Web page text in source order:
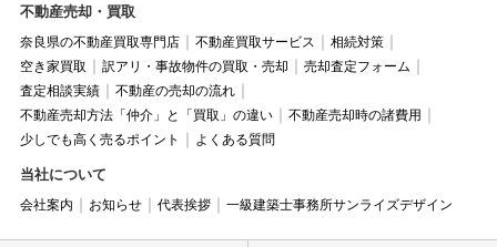
不動産売却・買取
奈良県の不動産買取専門店 不動産買取サービス
相続対策
空き家買取
訳アリ・事故物件の買取・売却
売却査定フォーム
査定相談実績
不動産の売却の流れ
不動産売却方法「仲介」と「買取」の違い
不動産売却時の諸費用
少しでも高く売るポイント
よくある質問
当社について
会社案内 お知らせ 代表挨拶 一級建築士事務所サンライズデザイン